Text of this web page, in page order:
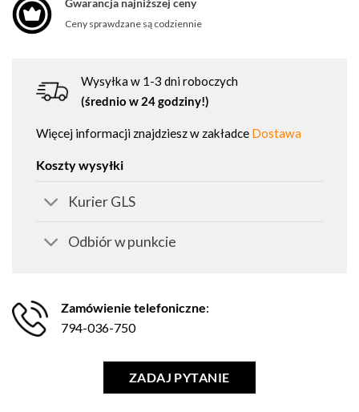
Gwarancja najniższej ceny
Ceny sprawdzane są codziennie
Wysyłka w 1-3 dni roboczych
(średnio w 24 godziny!)
Więcej informacji znajdziesz w zakładce Dostawa
Koszty wysyłki
Kurier GLS
Odbiór w punkcie
Zamówienie telefoniczne:
794-036-750
ZADAJ PYTANIE